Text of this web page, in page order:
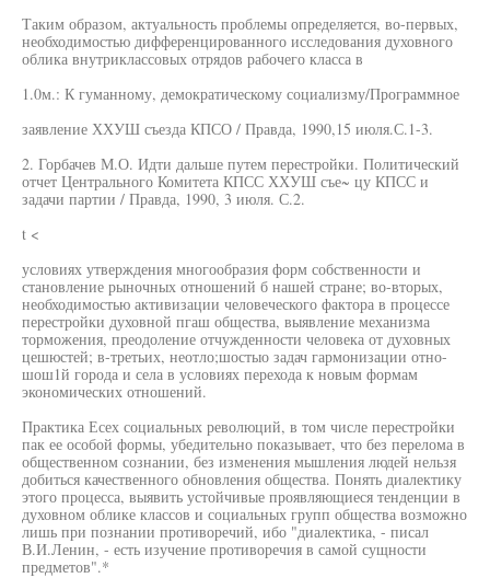
Таким образом, актуальность проблемы определяется, во-первых,
необходимостью дифференцированного исследования духовного
облика внутриклассовых отрядов рабочего класса в
1.0м.: К гуманному, демократическому социализму/Программное
заявление ХХУШ съезда КПСО / Правда, 1990,15 июля.С.1-3.
2. Горбачев М.О. Идти дальше путем перестройки. Политический
отчет Центрального Комитета КПСС ХХУШ съе~ цу КПСС и
задачи партии / Правда, 1990, 3 июля. С.2.
t <
условиях утверждения многообразия форм собственности и
становление рыночных отношений б нашей стране; во-вторых,
необходимостью активизации человеческого фактора в процессе
перестройки духовной пгаш общества, выявление механизма
торможения, преодоление отчужденности человека от духовных
цешюстей; в-третьих, неотло;шостыо задач гармонизации отно-
шош1й города и села в условиях перехода к новым формам
экономических отношений.
Практика Есех социальных революций, в том числе перестройки
пак ее особой формы, убедительно показывает, что без перелома в
общественном сознании, без изменения мышления людей нельзя
добиться качественного обновления общества. Понять диалектику
этого процесса, выявить устойчивые проявляющиеся тенденции в
духовном облике классов и социальных групп общества возможно
лишь при познании противоречий, ибо "диалектика, - писал
В.И.Ленин, - есть изучение противоречия в самой сущности
предметов".*